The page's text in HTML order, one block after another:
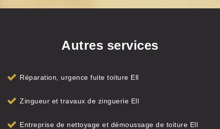
Autres services
Réparation, urgence fuite toiture Ell
Zingueur et travaux de zinguerie Ell
Entreprise de nettoyage et démoussage de toiture Ell